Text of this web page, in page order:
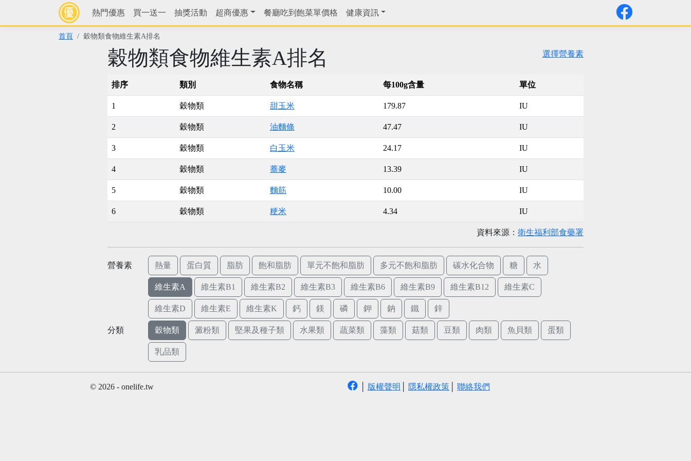
熱門優惠 買一送一 抽獎活動 超商優惠 餐廳吃到飽菜單價格 健康資訊
首頁 穀物類食物維生素A排名
選擇營養素
穀物類食物維生素A排名
排序 類別 食物名稱 每100g含量 單位
1 穀物類 甜玉米 179.87 IU
2 穀物類 油麵條 47.47 IU
3 穀物類 白玉米 24.17 IU
4 穀物類 蕎麥 13.39 IU
5 穀物類 麵筋 10.00 IU
6 穀物類 粳米 4.34 IU
資料來源： 衛生福利部食藥署
營養素 熱量 蛋白質 脂肪 飽和脂肪 單元不飽和脂肪 多元不飽和脂肪 碳水化合物 糖 水
維生素A 維生素B1 維生素B2 維生素B3 維生素B6 維生素B9 維生素B12 維生素C
維生素D 維生素E 維生素K 鈣 鎂 磷 鉀 鈉 鐵 鋅
分類 穀物類 澱粉類 堅果及種子類 水果類 蔬菜類 藻類 菇類 豆類 肉類 魚貝類 蛋類
乳品類
© 2026 - onelife.tw 版權聲明 隱私權政策 聯絡我們